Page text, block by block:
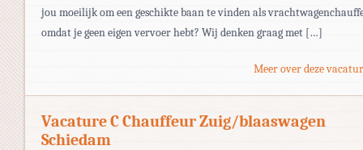
jou moeilijk om een geschikte baan te vinden als
omdat je geen eigen vervoer hebt? Wij denken graag met […]
Meer over deze
Vacature C Chauffeur Zuig/blaaswagen
Schiedam